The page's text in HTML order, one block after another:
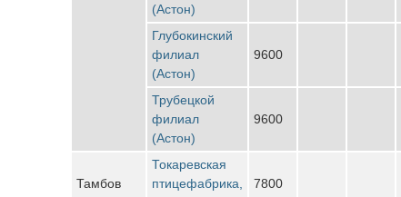
(Астон)
Глубокинский
филиал
(Астон)
9600
Трубецкой
филиал
(Астон)
9600
Тамбов
Токаревская
птицефабрика,
7800